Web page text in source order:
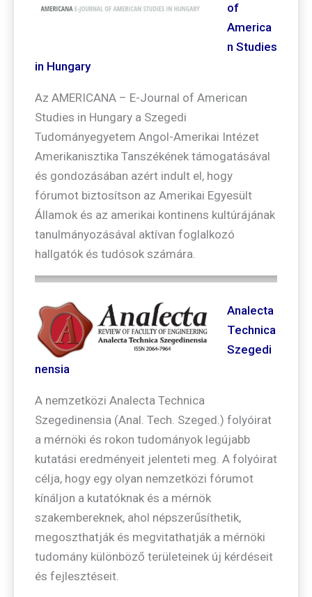
of
America
n Studies
in Hungary
Az AMERICANA – E-Journal of American
Studies in Hungary a Szegedi
Tudományegyetem Angol-Amerikai Intézet
Amerikanisztika Tanszékének támogatásával
és gondozásában azért indult el, hogy
fórumot biztosítson az Amerikai Egyesült
Államok és az amerikai kontinens kultúrájának
tanulmányozásával aktívan foglalkozó
hallgatók és tudósok számára.
Analecta
Technica
Szegedi
nensia
A nemzetközi Analecta Technica
Szegedinensia (Anal. Tech. Szeged.) folyóirat
a mérnöki és rokon tudományok legújabb
kutatási eredményeit jelenteti meg. A folyóirat
célja, hogy egy olyan nemzetközi fórumot
kínáljon a kutatóknak és a mérnök
szakembereknek, ahol népszerűsíthetik,
megoszthatják és megvitathatják a mérnöki
tudomány különböző területeinek új kérdéseit
és fejlesztéseit.